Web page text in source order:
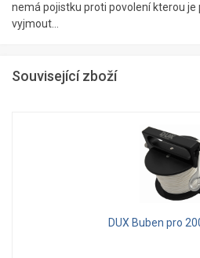
nemá pojistku proti povolení kterou je
vyjmout...
Související zboží
DUX Buben pro